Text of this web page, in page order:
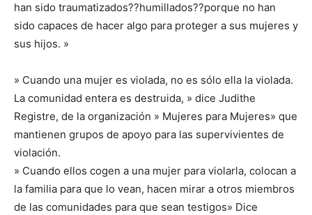
han sido traumatizados??humillados??porque no han
sido capaces de hacer algo para proteger a sus mujeres y
sus hijos. »
» Cuando una mujer es violada, no es sólo ella la violada.
La comunidad entera es destruida, » dice Judithe
Registre, de la organización » Mujeres para Mujeres» que
mantienen grupos de apoyo para las supervivientes de
violación.
» Cuando ellos cogen a una mujer para violarla, colocan a
la familia para que lo vean, hacen mirar a otros miembros
de las comunidades para que sean testigos» Dice